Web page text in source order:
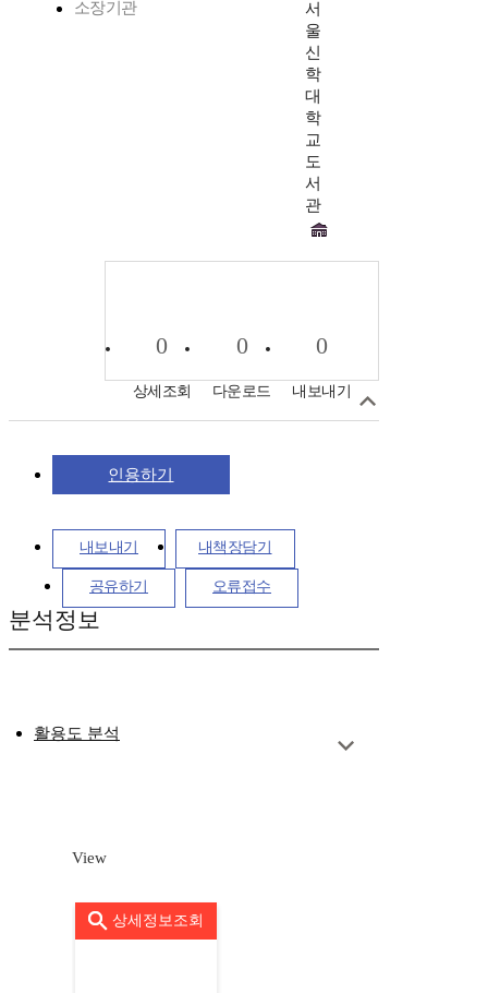
소장기관
서
울
신
학
대
학
교
도
서
관
0
상세조회
0
다운로드
0
내보내기
인용하기
내보내기 내책장담기
공유하기 오류접수
분석정보
활용도 분석
View
상세정보조회